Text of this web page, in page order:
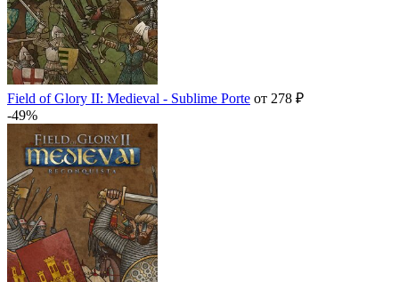
Field of Glory II: Medieval - Sublime Porte от 278 ₽
-49%